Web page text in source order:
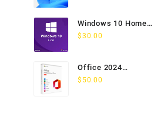
Windows 10 Home
Licencia Permanente 5
$30.00
Office 2024
Professional Plus
$ 50.00